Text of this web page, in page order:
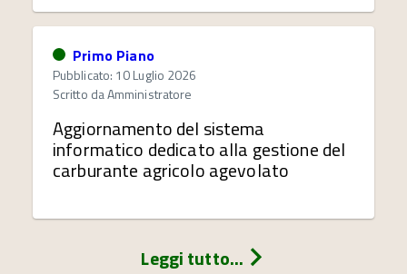
Primo Piano
Pubblicato: 10 Luglio 2026
Scritto daAmministratore
Aggiornamento del sistema
informatico dedicato alla gestione del
carburante agricolo agevolato
Leggi tutto...